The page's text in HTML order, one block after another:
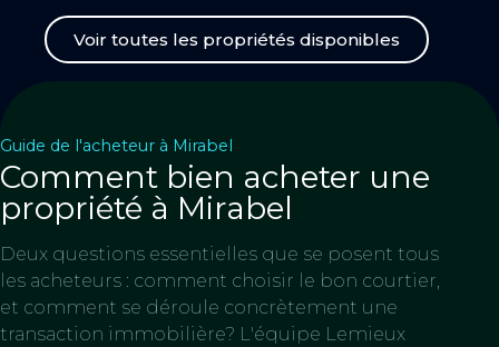
Voir toutes les propriétés disponibles
Guide de l'acheteur à Mirabel
Comment bien acheter une
propriété à Mirabel
Deux questions essentielles que se posent tous
les acheteurs : comment choisir le bon courtier,
et comment se déroule concrètement une
transaction immobilière? L'équipe Lemieux